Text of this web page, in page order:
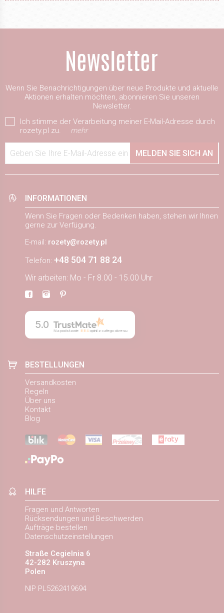
Wenn Sie Benachrichtigungen über neue Produkte und aktuelle
Aktionen erhalten möchten, abonnieren Sie unseren
Newsletter.
Ich stimme der Verarbeitung meiner E-Mail-Adresse durch
rozety.pl zu.
mehr
Geben Sie Ihre E-Mail-Adresse ein MELDEN SIE SICH AN
INFORMATIONEN
Wenn Sie Fragen oder Bedenken haben, stehen wir Ihnen
gerne zur Verfügung.
E-mail: rozety@rozety.pl
Telefon: +48 504 71 88 24
Wir arbeiten: Mo - Fr 8.00 - 15.00 Uhr
5.0
Na podstawie 884opinii z całego okresu
BESTELLUNGEN
Versandkosten
Regeln
Über uns
Kontakt
Blog
HILFE
Fragen und Antworten
Rücksendungen und Beschwerden
Aufträge bestellen
Datenschutzeinstellungen
Straße Cegielnia 6
42-282 Kruszyna
Polen
NIP PL5262419694